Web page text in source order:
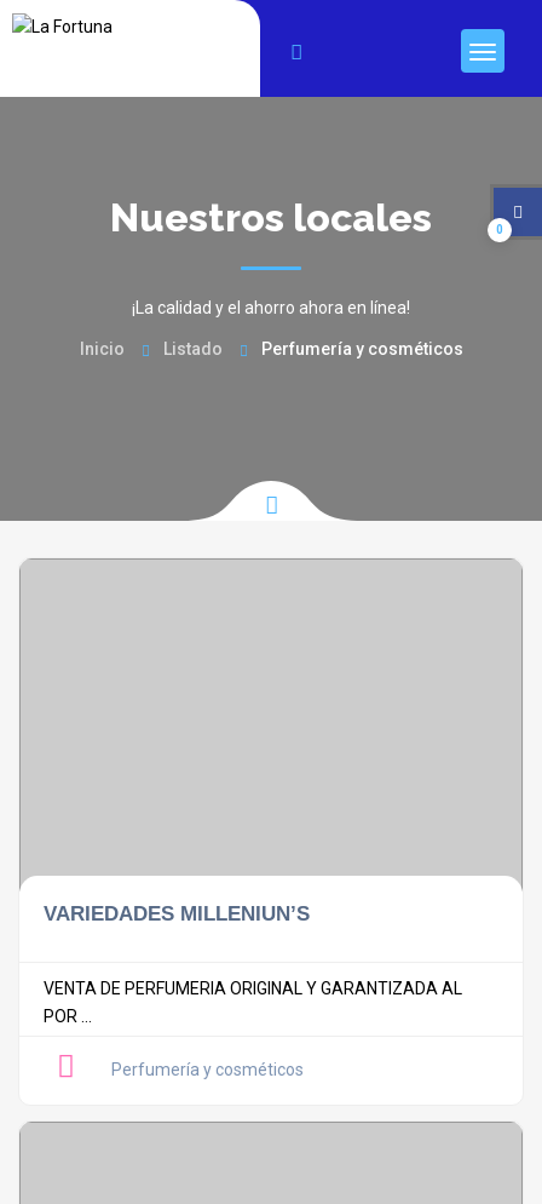
Nuestros locales
¡La calidad y el ahorro ahora en línea!
Inicio Listado Perfumería y cosméticos
VARIEDADES MILLENIUN’S
VENTA DE PERFUMERIA ORIGINAL Y GARANTIZADA AL
POR ...
Perfumería y cosméticos
0